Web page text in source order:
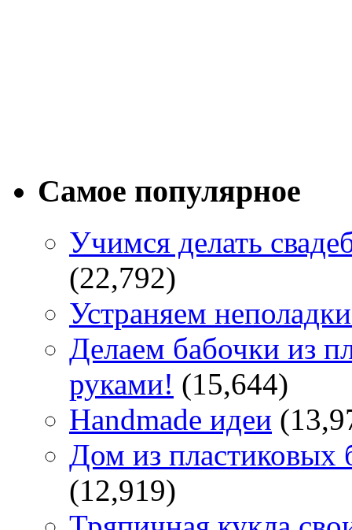
Самое популярное
Учимся делать
(22,792)
Устраняем
Делаем бабочки из
руками! (15,644)
Handmade идеи
Дом из пластиковых
(12,919)